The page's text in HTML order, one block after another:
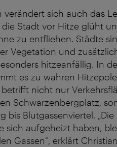
verändert sich auch das
Stadt vor Hitze glüht
zu entfliehen. Städte
Vegetation und
hitzeanfällig. In
es zu wahren
betrifft nicht nur
Schwarzenbergplatz,
Blutgassenviertel. „Die
sich aufgeheizt haben,
Gassen“, erklärt